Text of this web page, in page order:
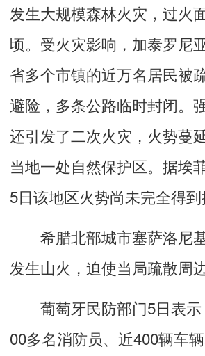
发生大规模森林火灾，过火
顷。受火灾影响，加泰罗尼
省多个市镇的近万名居民被
避险，多条公路临时封闭。
还引发了二次火灾，火势蔓
当地一处自然保护区。据埃
5日该地区火势尚未完全得到
希腊北部城市塞萨洛尼
发生山火，迫使当局疏散周
葡萄牙民防部门5日表示
00多名消防员、近400辆车